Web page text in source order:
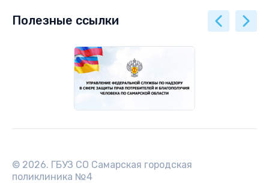
Полезные ссылки
© 2026. ГБУЗ СО Самарская городская
поликлиника №4